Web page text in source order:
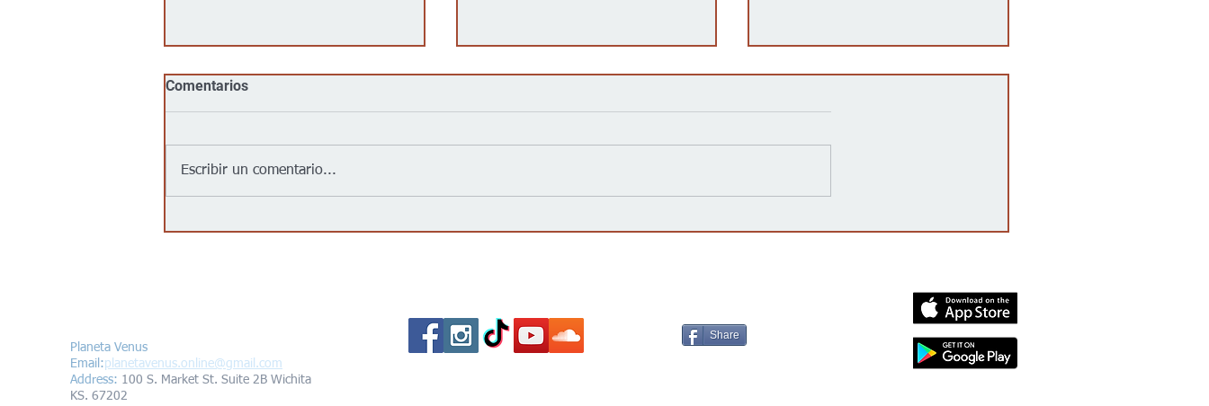
Comentarios
Escribir un comentario...
Planeta Venus
Email:planetavenus.online@gmail.com
Address: 100 S. Market St. Suite 2B Wichita
KS. 67202
Share